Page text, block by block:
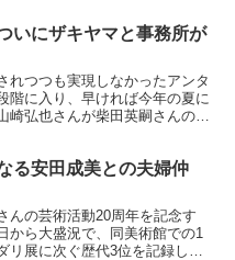
いにザキヤマと事務所が
れつつも実現しなかったアンタ
階に入り、早ければ今年の夏に
崎弘也さんが柴田英嗣さんの心
る安田成美との夫婦仲
んの芸術活動20周年を記念す
から大盛況で、同美術館での1
展に次ぐ歴代3位を記録した